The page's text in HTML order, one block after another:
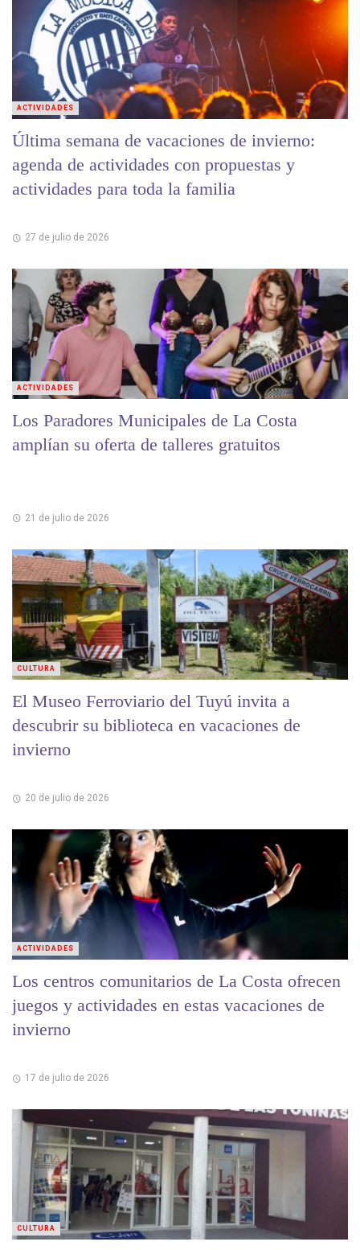
Última semana de vacaciones de invierno:
agenda de actividades con propuestas y
actividades para toda la familia
27 de julio de 2026
ACTIVIDADES
Los Paradores Municipales de La Costa
amplían su oferta de talleres gratuitos
21 de julio de 2026
ACTIVIDADES
El Museo Ferroviario del Tuyú invita a
descubrir su biblioteca en vacaciones de
invierno
20 de julio de 2026
CULTURA
Los centros comunitarios de La Costa ofrecen
juegos y actividades en estas vacaciones de
invierno
17 de julio de 2026
ACTIVIDADES
CULTURA